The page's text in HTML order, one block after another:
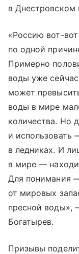
в
«Россию вот-
по одной
Примерно
воды уже
может
воды в мире
количества. Но
и использовать
в ледниках. И
в мире —
Для понимания
от мировых
пресной воды»,
Богатырев.
Призывы